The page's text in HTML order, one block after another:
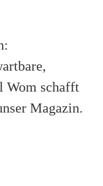
Wom schafft
Magazin.